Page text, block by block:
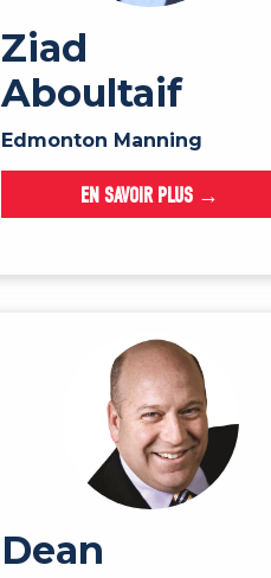
Ziad
Aboultaif
Edmonton Manning
EN SAVOIR PLUS →
Dean